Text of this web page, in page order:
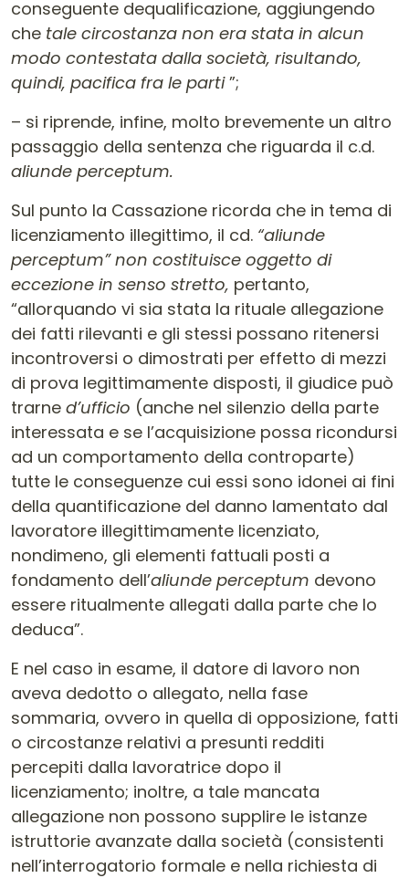
conseguente dequalificazione, aggiungendo
che tale circostanza non era stata in alcun
modo contestata dalla società, risultando,
quindi, pacifica fra le parti”;
– si riprende, infine, molto brevemente un altro
passaggio della sentenza che riguarda il c.d.
aliunde perceptum.
Sul punto la Cassazione ricorda che in tema di
licenziamento illegittimo, il cd. “aliunde
perceptum” non costituisce oggetto di
eccezione in senso stretto, pertanto,
“allorquando vi sia stata la rituale allegazione
dei fatti rilevanti e gli stessi possano ritenersi
incontroversi o dimostrati per effetto di mezzi
di prova legittimamente disposti, il giudice può
trarne d’ufficio (anche nel silenzio della parte
interessata e se l’acquisizione possa ricondursi
ad un comportamento della controparte)
tutte le conseguenze cui essi sono idonei ai fini
della quantificazione del danno lamentato dal
lavoratore illegittimamente licenziato,
nondimeno, gli elementi fattuali posti a
fondamento dell’aliunde perceptum devono
essere ritualmente allegati dalla parte che lo
deduca”.
E nel caso in esame, il datore di lavoro non
aveva dedotto o allegato, nella fase
sommaria, ovvero in quella di opposizione, fatti
o circostanze relativi a presunti redditi
percepiti dalla lavoratrice dopo il
licenziamento; inoltre, a tale mancata
allegazione non possono supplire le istanze
istruttorie avanzate dalla società (consistenti
nell’interrogatorio formale e nella richiesta di